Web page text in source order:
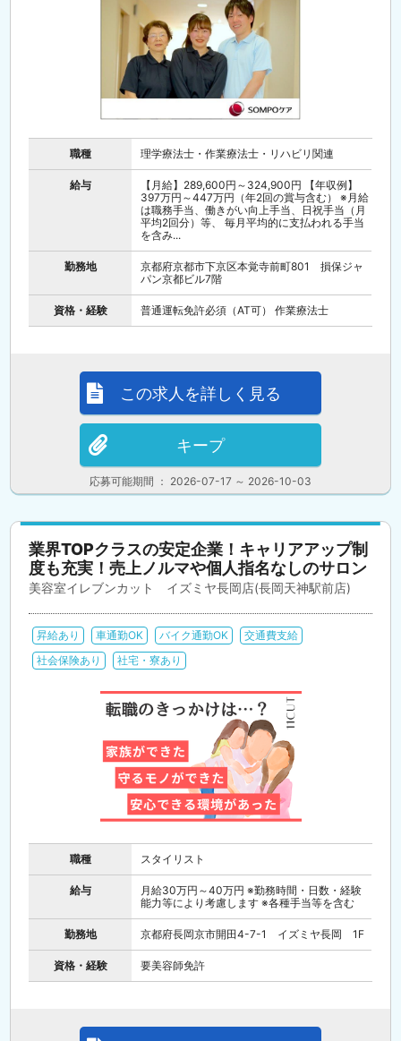
職種 理学療法士・作業療法士・リハビリ関連
給与
【月給】289,600円～324,900円 【年収例】
397万円～447万円（年2回の賞与含む） ※月給
は職務手当、働きがい向上手当、日祝手当（月
平均2回分）等、 毎月平均的に支払われる手当
を含み...
勤務地
京都府京都市下京区本覚寺前町801 損保ジャ
パン京都ビル7階
資格・経験 普通運転免許必須（AT可） 作業療法士
応募可能期間 ： 2026-07-17 ～ 2026-10-03
この求人を詳しく見る
キープ
業界TOPクラスの安定企業！キャリアアップ制
度も充実！売上ノルマや個人指名なしのサロン
美容室イレブンカット イズミヤ長岡店(長岡天神駅前店)
昇給あり 車通勤OK バイク通勤OK
交通費支給
社会保険あり
社宅・寮あり
職種 スタイリスト
給与
月給30万円～40万円 ※勤務時間・日数・経験
能力等により考慮します ※各種手当等を含む
勤務地 京都府長岡京市開田4-7-1 イズミヤ長岡 1F
資格・経験 要美容師免許